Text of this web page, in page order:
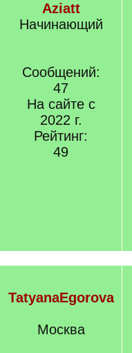
Aziatt
Начинающий
Сообщений:
47
На сайте с
2022 г.
Рейтинг:
49
TatyanaEgorova
Москва